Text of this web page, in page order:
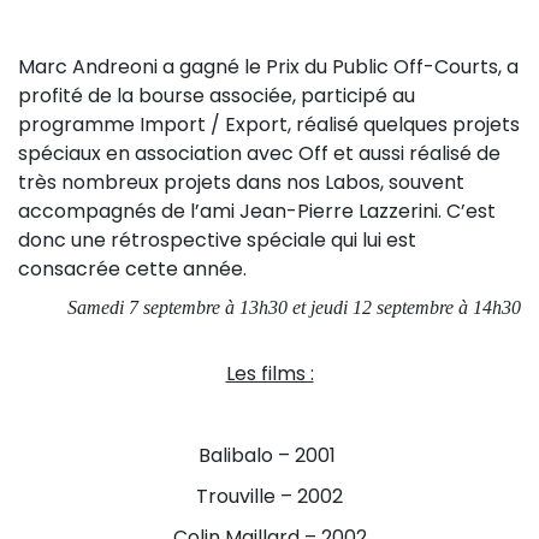
Marc Andreoni a gagné le Prix du Public Off-Courts, a
profité de la bourse associée, participé au
programme Import / Export, réalisé quelques projets
spéciaux en association avec Off et aussi réalisé de
très nombreux projets dans nos Labos, souvent
accompagnés de l’ami Jean-Pierre Lazzerini. C’est
donc une rétrospective spéciale qui lui est
consacrée cette année.
Samedi 7 septembre à 13h30 et jeudi 12 septembre à 14h30
Les films :
Balibalo – 2001
Trouville – 2002